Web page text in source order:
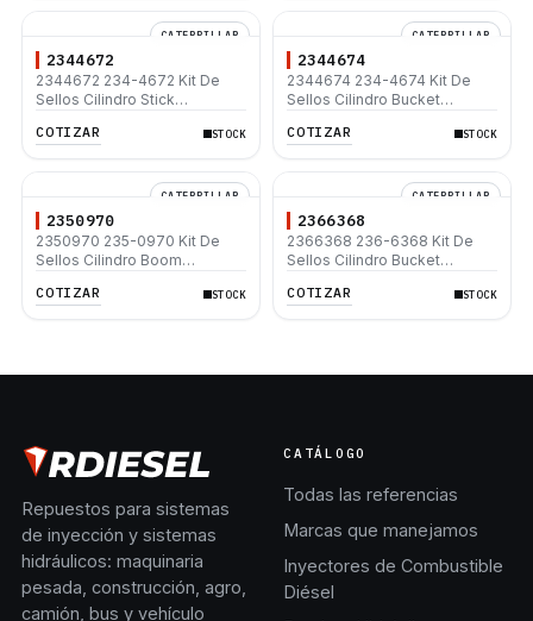
CATERPILLAR
2344672
2344672 234-4672 Kit De
Sellos Cilindro Stick
COTIZAR STOCK
CATERPILLAR
2344674
2344674 234-4674 Kit De
Sellos Cilindro Bucket
L
COTIZAR STOCK
CATERPILLAR
2350970
2350970 235-0970 Kit De
Sellos Cilindro Boom
COTIZAR STOCK
CATERPILLAR
2366368
2366368 236-6368 Kit De
Sellos Cilindro Bucket
330C 345B
COTIZAR STOCK
Repuestos para sistemas
de inyección y sistemas
hidráulicos: maquinaria
pesada, construcción, agro,
camión, bus y vehículo
CATÁLOGO
Todas las referencias
Marcas que manejamos
Inyectores de Combustible
Diésel